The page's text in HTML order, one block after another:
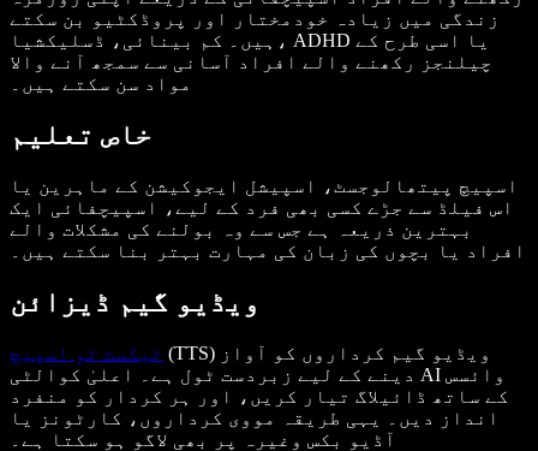
زندگی میں زیادہ خودمختار اور پروڈکٹیو بن سکتے
ہیں۔ کم بینائی، ڈسلیکشیا، ADHD یا اسی طرح کے
چیلنجز رکھنے والے افراد آسانی سے سمجھ آنے والا
مواد سن سکتے ہیں۔
خاص تعلیم
اسپیچ پیتھالوجسٹ، اسپیشل ایجوکیشن کے ماہرین یا
اس فیلڈ سے جڑے کسی بھی فرد کے لیے، اسپیچفائی ایک
بہترین ذریعہ ہے جس سے وہ بولنے کی مشکلات والے
افراد یا بچوں کی زبان کی مہارت بہتر بنا سکتے ہیں۔
ویڈیو گیم ڈیزائن
ٹیکسٹ ٹو اسپیچ (TTS) ویڈیو گیم کرداروں کو آواز
دینے کے لیے زبردست ٹول ہے۔ اعلیٰ کوالٹی AI وائسس
کے ساتھ ڈائیلاگ تیار کریں، اور ہر کردار کو منفرد
انداز دیں۔ یہی طریقہ مووی کرداروں، کارٹونز یا
آڈیو بکس وغیرہ پر بھی لاگو ہو سکتا ہے۔